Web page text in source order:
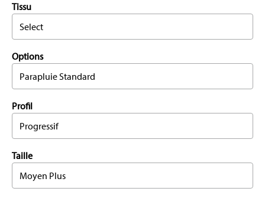
Tissu
Select
Options
Parapluie Standard
Profil
Progressif
Taille
Moyen Plus